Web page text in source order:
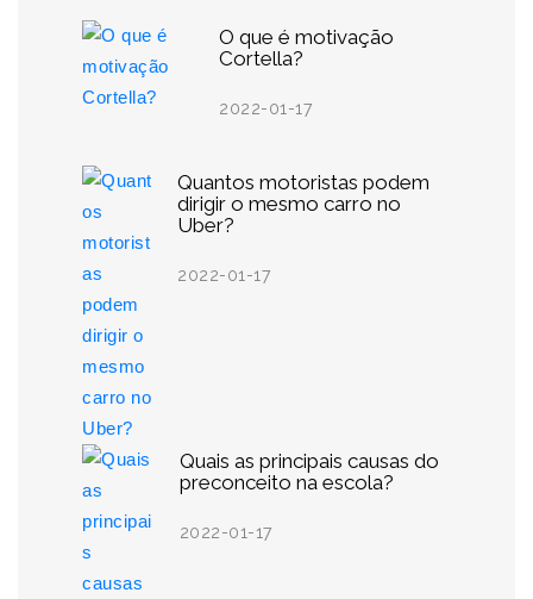
O que é motivação
Cortella?
2022-01-17
Quantos motoristas podem
dirigir o mesmo carro no
Uber?
2022-01-17
Quais as principais causas do
preconceito na escola?
2022-01-17